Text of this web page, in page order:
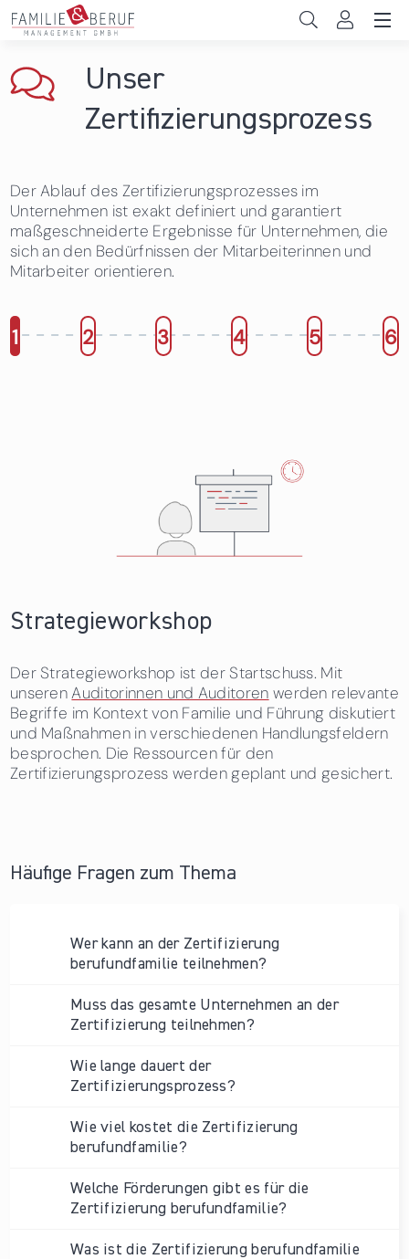
Direkt zum Inhalt
Gemeinden
Persönliche Vereinbarkeit
Das sind wir
News & Events
Unser
Zertifizierungsprozess
Der Ablauf des Zertifizierungsprozesses im
Unternehmen ist exakt definiert und garantiert
maßgeschneiderte Ergebnisse für Unternehmen, die
sich an den Bedürfnissen der Mitarbeiterinnen und
Mitarbeiter orientieren.
Strategieworkshop
Der Strategieworkshop ist der Startschuss. Mit
unserenAuditorinnen und Auditoren werden relevante
Begriffe im Kontext von Familie und Führung diskutiert
und Maßnahmen in verschiedenen Handlungsfeldern
besprochen. Die Ressourcen für den
Zertifizierungsprozess werden geplant und gesichert.
1 2 3 4 5 6
Häufige Fragen zum Thema
Wer kann an der Zertifizierung
berufundfamilie teilnehmen?
Muss das gesamte Unternehmen an der
Zertifizierung teilnehmen?
Wie lange dauert der
Zertifizierungsprozess?
Wie viel kostet die Zertifizierung
berufundfamilie?
Welche Förderungen gibt es für die
Zertifizierung berufundfamilie?
Was ist die Zertifizierung berufundfamilie